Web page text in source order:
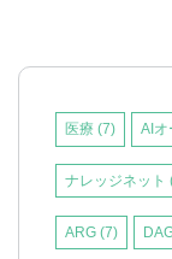
医療(7) AIオ
ナレッジネット
ARG(7)